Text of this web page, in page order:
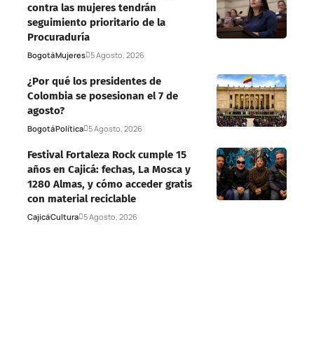
contra las mujeres tendrán
seguimiento prioritario de la
Procuraduría
BogotáMujeres 5 Agosto, 2026
¿Por qué los presidentes de
Colombia se posesionan el 7 de
agosto?
BogotáPolítica 5 Agosto, 2026
Festival Fortaleza Rock cumple 15
años en Cajicá: fechas, La Mosca y
1280 Almas, y cómo acceder gratis
con material reciclable
CajicáCultura 5 Agosto, 2026